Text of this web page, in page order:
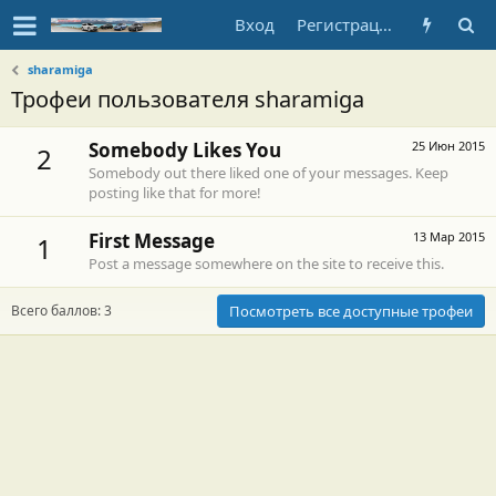
Вход Регистрация
sharamiga
Трофеи пользователя sharamiga
2 25 Июн 2015
Somebody Likes You
Somebody out there liked one of your messages. Keep
posting like that for more!
1 13 Мар 2015
First Message
Post a message somewhere on the site to receive this.
Всего баллов: 3 Посмотреть все доступные трофеи